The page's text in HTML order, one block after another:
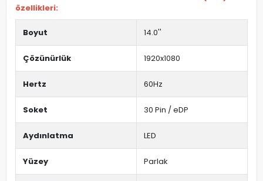
özellikleri:
Boyut 14.0''
Çözünürlük 1920x1080
Hertz 60Hz
Soket 30 Pin / eDP
Aydınlatma LED
Yüzey Parlak